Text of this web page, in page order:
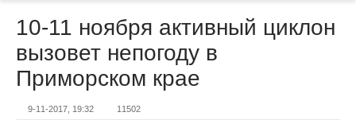
10-11 ноября активный циклон
вызовет непогоду в
Приморском крае
9-11-2017, 19:32 11502